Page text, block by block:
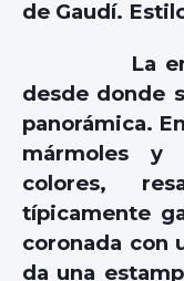
de Gaudí.
La
desde donde
panorámica.
mármoles y
colores,
típicamente
coronada con
da una